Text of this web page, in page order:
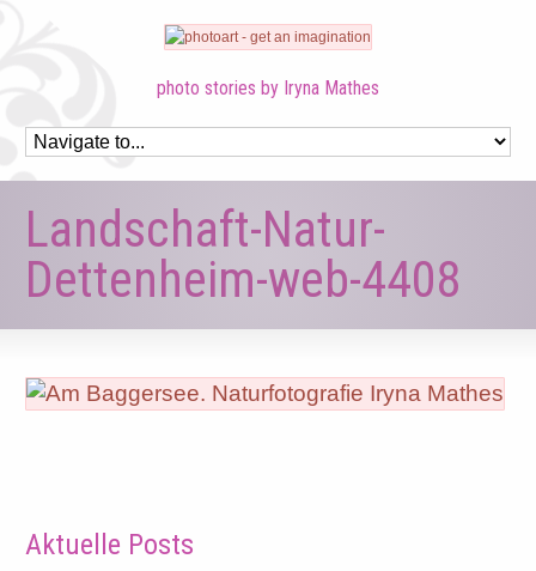
photo stories by Iryna Mathes
Landschaft-Natur-
Dettenheim-web-4408
Aktuelle Posts